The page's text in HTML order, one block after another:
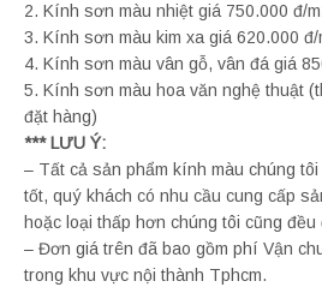
2. Kính sơn màu nhiệt giá 750.000 đ/
3. Kính sơn màu kim xa giá 620.000 đ/
4. Kính sơn màu vân gỗ, vân đá giá
5. Kính sơn màu hoa văn nghệ thuật
đặt hàng)
*** LƯU Ý:
– Tất cả sản phẩm kính màu chúng
tốt, quý khách có nhu cầu cung cấp
hoặc loại thấp hơn chúng tôi cũng đều
– Đơn giá trên đã bao gồm phí Vận
trong khu vực nội thành Tphcm.